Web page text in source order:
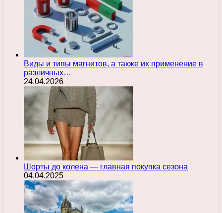
Виды и типы магнитов, а также их применение в
различных…
24.04.2026
Шорты до колена — главная покупка сезона
04.04.2025